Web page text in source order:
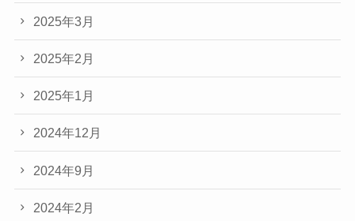
2025年3月
2025年2月
2025年1月
2024年12月
2024年9月
2024年2月